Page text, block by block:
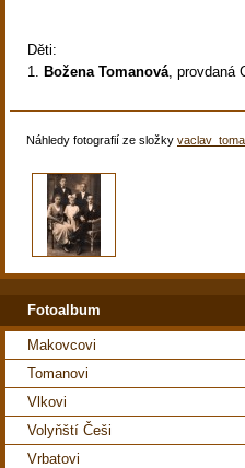
Děti:
1. Božena Tomanová, provdaná
Náhledy fotografií ze složky
Fotoalbum
Makovcovi
Tomanovi
Vlkovi
Volyňští Češi
Vrbatovi